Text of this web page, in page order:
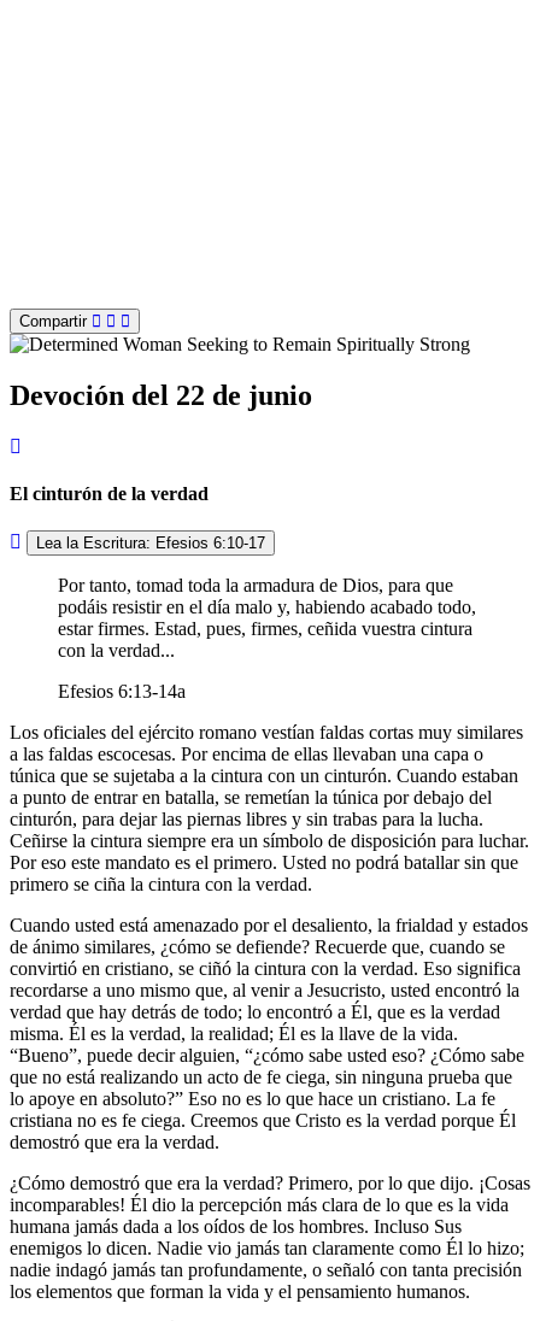
Compartir
Devoción del 22 de junio
El cinturón de la verdad
Lea la Escritura: Efesios 6:10-17
Por tanto, tomad toda la armadura de Dios, para que
podáis resistir en el día malo y, habiendo acabado todo,
estar firmes. Estad, pues, firmes, ceñida vuestra cintura
con la verdad...
Efesios 6:13-14a
Los oficiales del ejército romano vestían faldas cortas muy similares
a las faldas escocesas. Por encima de ellas llevaban una capa o
túnica que se sujetaba a la cintura con un cinturón. Cuando estaban
a punto de entrar en batalla, se remetían la túnica por debajo del
cinturón, para dejar las piernas libres y sin trabas para la lucha.
Ceñirse la cintura siempre era un símbolo de disposición para luchar.
Por eso este mandato es el primero. Usted no podrá batallar sin que
primero se ciña la cintura con la verdad.
Cuando usted está amenazado por el desaliento, la frialdad y estados
de ánimo similares, ¿cómo se defiende? Recuerde que, cuando se
convirtió en cristiano, se ciñó la cintura con la verdad. Eso significa
recordarse a uno mismo que, al venir a Jesucristo, usted encontró la
verdad que hay detrás de todo; lo encontró a Él, que es la verdad
misma. Él es la verdad, la realidad; Él es la llave de la vida.
Bueno , puede decir alguien,
¿cómo sabe usted eso? ¿Cómo sabe
que no está realizando un acto de fe ciega, sin ninguna prueba que
lo apoye en absoluto?
Eso no es lo que hace un cristiano. La fe
cristiana no es fe ciega. Creemos que Cristo es la verdad porque Él
demostró que era la verdad.
¿Cómo demostró que era la verdad? Primero, por lo que dijo. ¡Cosas
incomparables! Él dio la percepción más clara de lo que es la vida
humana jamás dada a los oídos de los hombres. Incluso Sus
enemigos lo dicen. Nadie vio jamás tan claramente como Él lo hizo;
nadie indagó jamás tan profundamente, o señaló con tanta precisión
los elementos que forman la vida y el pensamiento humanos.